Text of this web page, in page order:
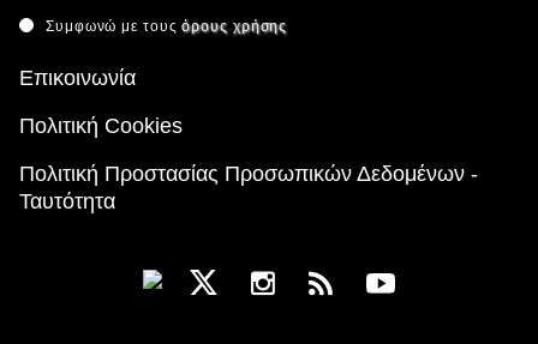
Συμφωνώ με τουςόρους χρήσης
Επικοινωνία
Πολιτική Cookies
Πολιτική Προστασίας Προσωπικών Δεδομένων -
Ταυτότητα